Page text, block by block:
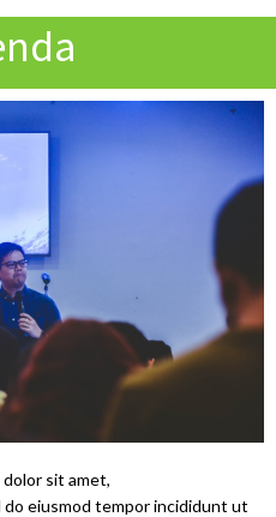
sit amet,
eiusmod tempor incididunt ut